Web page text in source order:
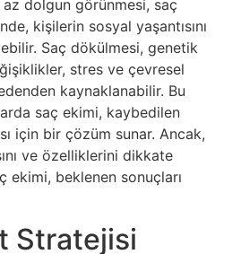
dolgun görünmesi, saç
kişilerin sosyal yaşantısını
Saç dökülmesi, genetik
stres ve çevresel
kaynaklanabilir. Bu
saç ekimi, kaybedilen
için bir çözüm sunar. Ancak,
ve özelliklerini dikkate
ekimi, beklenen sonuçları
Stratejisi